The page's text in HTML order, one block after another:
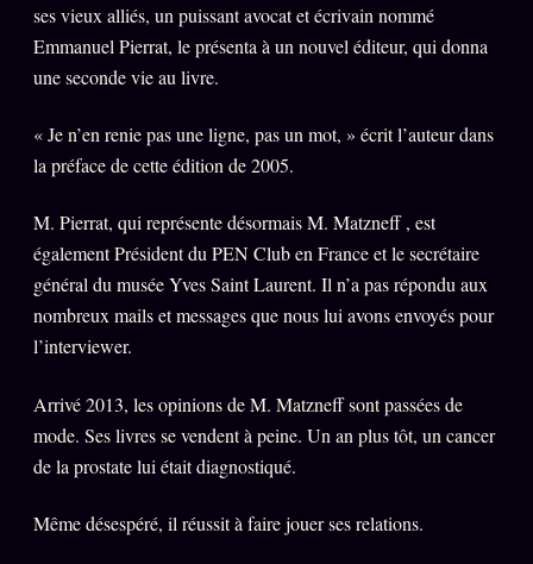
ses vieux alliés, un puissant avocat et écrivain nommé
Emmanuel Pierrat, le présenta à un nouvel éditeur, qui donna
une seconde vie au livre.
« Je n’en renie pas une ligne, pas un mot, » écrit l’auteur dans
la préface de cette édition de 2005.
M. Pierrat, qui représente désormais M. Matzneff , est
également Président du PEN Club en France et le secrétaire
général du musée Yves Saint Laurent. Il n’a pas répondu aux
nombreux mails et messages que nous lui avons envoyés pour
l’interviewer.
Arrivé 2013, les opinions de M. Matzneff sont passées de
mode. Ses livres se vendent à peine. Un an plus tôt, un cancer
de la prostate lui était diagnostiqué.
Même désespéré, il réussit à faire jouer ses relations.